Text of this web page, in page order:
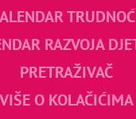
RAZVOJA
PRETRAŽIVAČ
VIŠE O KOLAČIĆIMA